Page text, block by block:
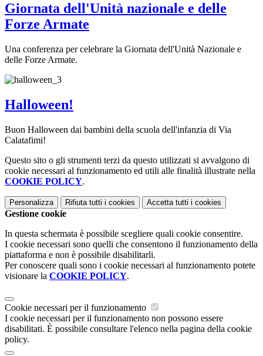
Giornata dell'Unità nazionale e delle
Forze Armate
Una conferenza per celebrare la Giornata dell'Unità Nazionale e
delle Forze Armate.
Halloween!
Buon Halloween dai bambini della scuola dell'infanzia di Via
Calatafimi!
Questo sito o gli strumenti terzi da questo utilizzati si avvalgono di
cookie necessari al funzionamento ed utili alle finalità illustrate nella
COOKIE POLICY.
Personalizza Rifiuta tutti i cookies Accetta tutti i cookies
Gestione cookie
In questa schermata è possibile scegliere quali cookie consentire.
I cookie necessari sono quelli che consentono il funzionamento della
piattaforma e non è possibile disabilitarli.
Per conoscere quali sono i cookie necessari al funzionamento potete
visionare la COOKIE POLICY.
Cookie necessari per il funzionamento
I cookie necessari per il funzionamento non possono essere
disabilitati. È possibile consultare l'elenco nella pagina della cookie
policy.